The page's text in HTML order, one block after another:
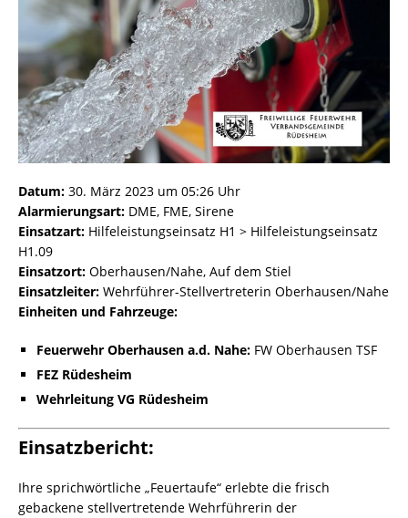
Datum: 30. März 2023 um 05:26 Uhr
Alarmierungsart: DME, FME, Sirene
Einsatzart: Hilfeleistungseinsatz H1 > Hilfeleistungseinsatz
H1.09
Einsatzort: Oberhausen/Nahe, Auf dem Stiel
Einsatzleiter: Wehrführer-Stellvertreterin Oberhausen/Nahe
Einheiten und Fahrzeuge:
Feuerwehr Oberhausen a.d. Nahe: FW Oberhausen TSF
FEZ Rüdesheim
Wehrleitung VG Rüdesheim
Einsatzbericht:
Ihre sprichwörtliche „Feuertaufe“ erlebte die frisch
gebackene stellvertretende Wehrführerin der